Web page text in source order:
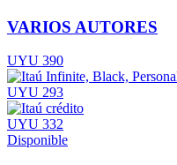
VARIOS AUTORES
UYU 390
UYU 293
UYU 332
Disponible